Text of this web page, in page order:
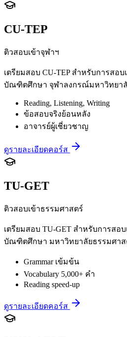
CU-TEP
ติวสอบเข้าจุฬาฯ
เตรียมสอบ CU-TEP สำหรับการสอ
บัณฑิตศึกษา จุฬาลงกรณ์มหาวิทยา
Reading, Listening, Writing
ข้อสอบจริงย้อนหลัง
อาจารย์ผู้เชี่ยวชาญ
ดูรายละเอียดคอร์ส
TU-GET
ติวสอบเข้าธรรมศาสตร์
เตรียมสอบ TU-GET สำหรับการสอ
บัณฑิตศึกษา มหาวิทยาลัยธรรมศาส
Grammar เข้มข้น
Vocabulary 5,000+ คำ
Reading speed-up
ดูรายละเอียดคอร์ส